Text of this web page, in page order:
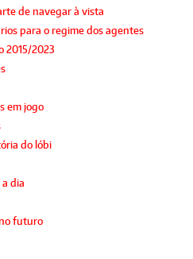
de navegar à vista
para o regime dos agentes
2015/2023
em jogo
do lóbi
dia
futuro